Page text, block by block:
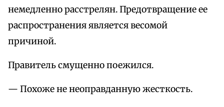
немедленно расстрелян. Предотвращение ее
распространения является весомой
причиной.
Правитель смущенно поежился.
— Похоже не неоправданную жесткость.